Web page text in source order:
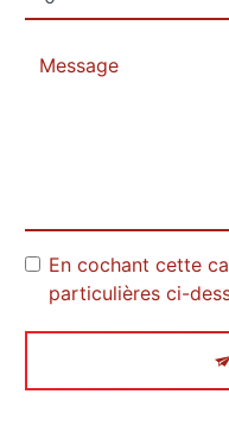
En cochant cette
particulières ci-